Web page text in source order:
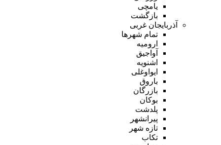
یامچی
بازگشت
آذربایجان غربی
تمام شهر‌ها
ارومیه
آواجیق
اشنویه
ایواوغلی
باروق
بازرگان
بوکان
پلدشت
پیرانشهر
تازه شهر
تکاب